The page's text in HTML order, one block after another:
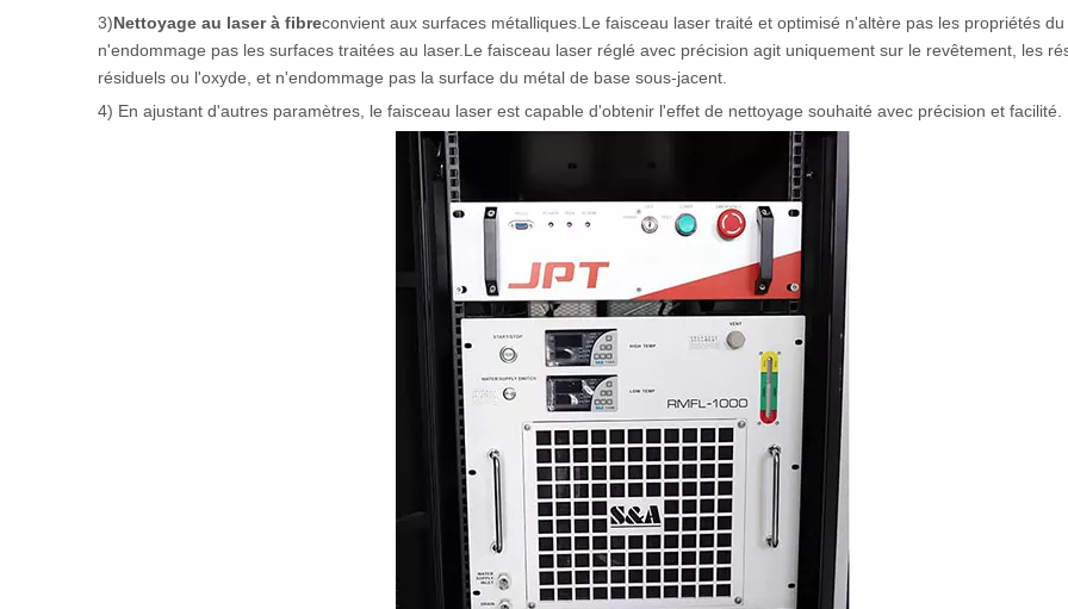
3)Nettoyage au laser à fibreconvient aux surfaces métalliques.Le faisceau laser traité et optimisé n'altère pas les propriétés
n'endommage pas les surfaces traitées au laser.Le faisceau laser réglé avec précision agit uniquement sur le revêtement, les
résiduels ou l'oxyde, et n'endommage pas la surface du métal de base sous-jacent.
4) En ajustant d'autres paramètres, le faisceau laser est capable d'obtenir l'effet de nettoyage souhaité avec précision et facilité.